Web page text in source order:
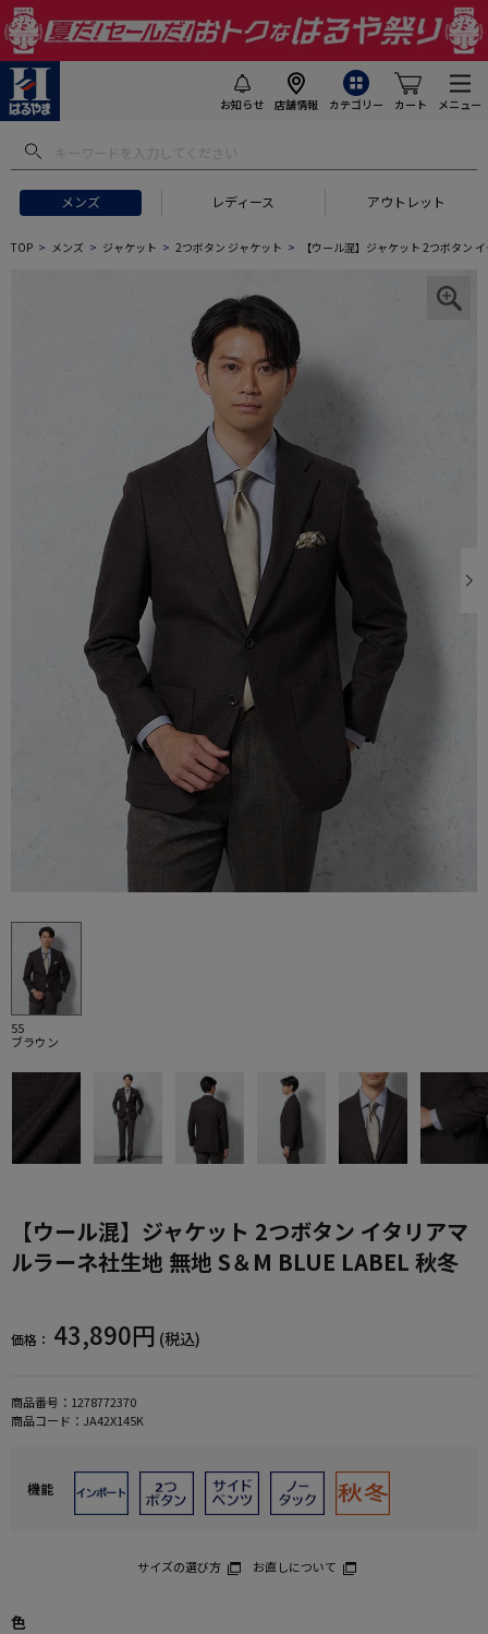
お知らせ 店舗情報 カテゴリー カート メニュー
メンズ レディース アウトレット
TOP メンズ ジャケット 2つボタン ジャケット 【ウール混】ジャケット 2つボタン
55
ブラウン
【ウール混】ジャケット 2つボタン イタリアマ
ルラーネ社生地 無地 S＆M BLUE LABEL 秋冬
価格： 43,890円 (税込)
商品番号： 1278772370
商品コード： JA42X145K
機能
サイズの選び方 お直しについて
色